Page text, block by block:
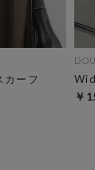
カーフ
￥